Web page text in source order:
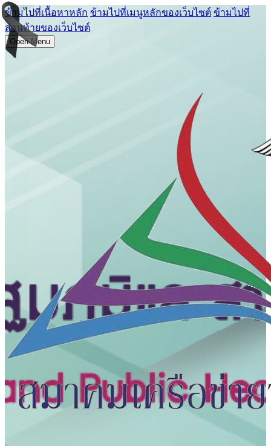
ข้ามไปที่เนื้อหาหลัก ข้ามไปที่เมนูหลักของเว็บไซต์ ข้ามไปที่
ส่วนท้ายของเว็บไซต์
Open Menu